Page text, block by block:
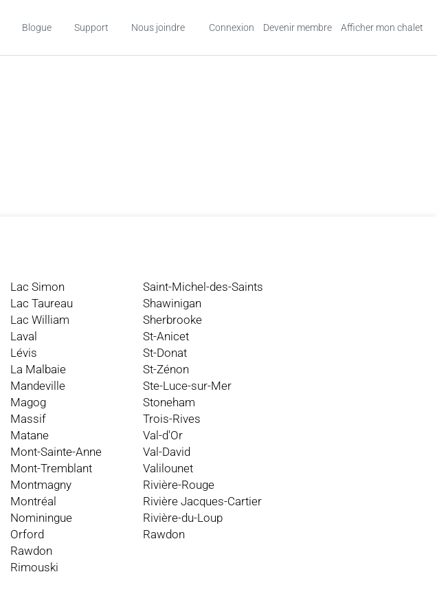
Blogue Support Nous joindre Connexion Devenir membre Afficher mon chalet
Lac Simon
Lac Taureau
Lac William
Laval
Lévis
La Malbaie
Mandeville
Magog
Massif
Matane
Mont-Sainte-Anne
Mont-Tremblant
Montmagny
Montréal
Nominingue
Orford
Rawdon
Rimouski
Saint-Michel-des-Saints
Shawinigan
Sherbrooke
St-Anicet
St-Donat
St-Zénon
Ste-Luce-sur-Mer
Stoneham
Trois-Rives
Val-d'Or
Val-David
Valilounet
Rivière-Rouge
Rivière Jacques-Cartier
Rivière-du-Loup
Rawdon